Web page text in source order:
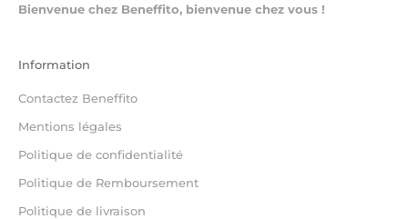
Bienvenue chez Beneffito, bienvenue chez vous !
Information
Contactez Beneffito
Mentions légales
Politique de confidentialité
Politique de Remboursement
Politique de livraison